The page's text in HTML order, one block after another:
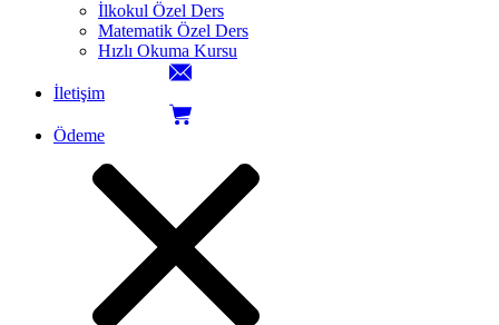
İlkokul Özel Ders
Matematik Özel Ders
Hızlı Okuma Kursu
İletişim
Ödeme